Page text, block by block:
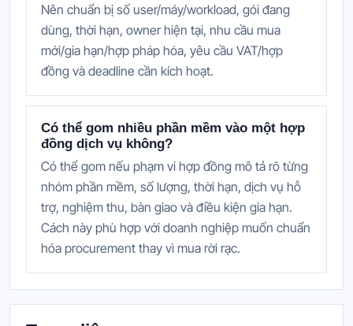
Nên chuẩn bị số user/máy/workload, gói đang
dùng, thời hạn, owner hiện tại, nhu cầu mua
mới/gia hạn/hợp pháp hóa, yêu cầu VAT/hợp
đồng và deadline cần kích hoạt.
Có thể gom nhiều phần mềm vào một hợp
đồng dịch vụ không?
Có thể gom nếu phạm vi hợp đồng mô tả rõ từng
nhóm phần mềm, số lượng, thời hạn, dịch vụ hỗ
trợ, nghiệm thu, bàn giao và điều kiện gia hạn.
Cách này phù hợp với doanh nghiệp muốn chuẩn
hóa procurement thay vì mua rời rạc.